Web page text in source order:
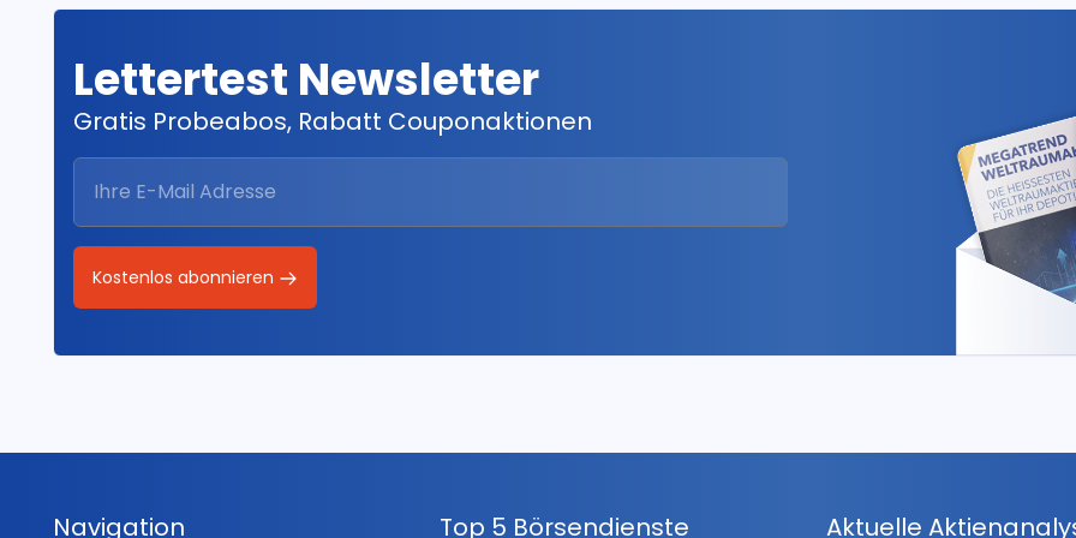
Lettertest Newsletter
Gratis Probeabos, Rabatt Couponaktionen
Kostenlos abonnieren
Navigation Top 5 Börsendienste Aktuelle